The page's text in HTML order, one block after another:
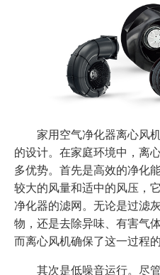
家用空气净化器离心风机
的设计。在家庭环境中，离
多优势。首先是高效的净化
较大的风量和适中的风压，
净化器的滤网。无论是过滤
物，还是去除异味、有害气
而离心风机确保了这一过程的
其次是低噪音运行。尽管